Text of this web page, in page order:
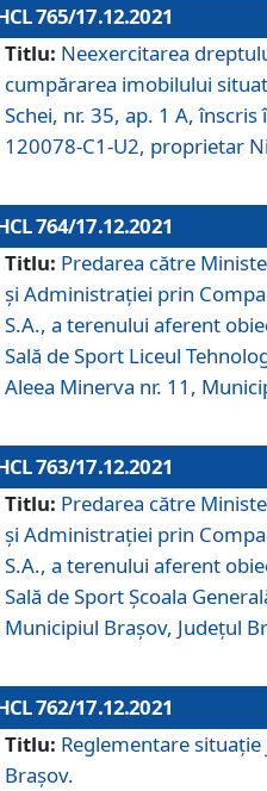
765/17.12.2021
Titlu: Neexercitarea
cumpărarea imobilului
Schei, nr. 35, ap. 1 A,
120078-C1-U2, proprietar
764/17.12.2021
Titlu: Predarea către
și Administrației prin
S.A., a terenului aferent
Sală de Sport Liceul
Aleea Minerva nr. 11,
763/17.12.2021
Titlu: Predarea către
și Administrației prin
S.A., a terenului aferent
Sală de Sport Școala
Municipiul Brașov, Județul
762/17.12.2021
Titlu: Reglementare
Brașov.